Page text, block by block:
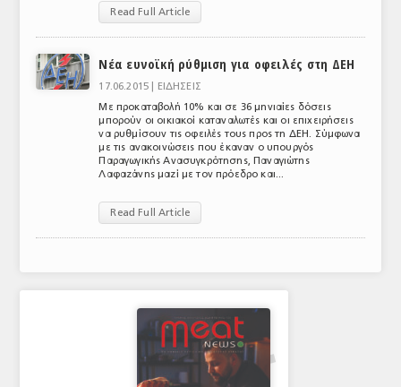
Read Full Article
Νέα ευνοϊκή ρύθμιση για οφειλές στη ΔΕΗ
17.06.2015 |
ΕΙΔΗΣΕΙΣ
Με προκαταβολή 10% και σε 36 μηνιαίες δόσεις
μπορούν οι οικιακοί καταναλωτές και οι επιχειρήσεις
να ρυθμίσουν τις οφειλές τους προς τη ΔΕΗ. Σύμφωνα
με τις ανακοινώσεις που έκαναν ο υπουργός
Παραγωγικής Ανασυγκρότησης, Παναγιώτης
Λαφαζάνης μαζί με τον πρόεδρο και...
Read Full Article